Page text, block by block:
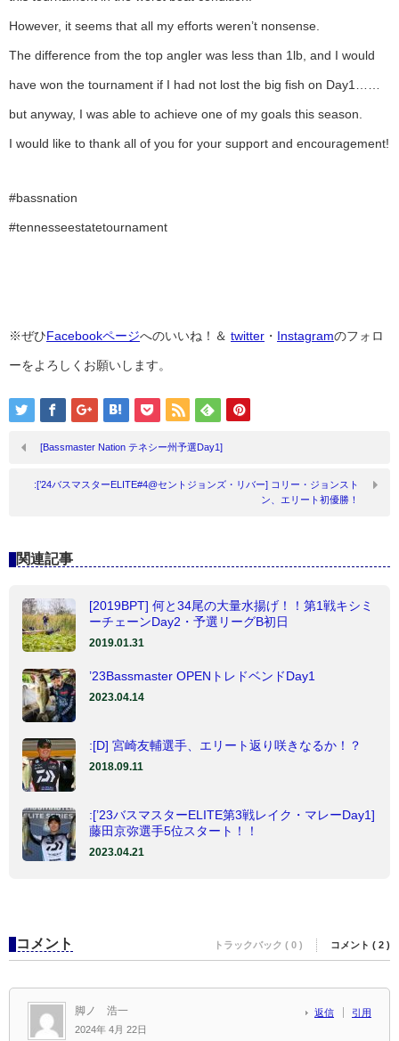
However, it seems that all my efforts weren’t nonsense.
The difference from the top angler was less than 1lb, and I would
have won the tournament if I had not lost the big fish on Day1……
but anyway, I was able to achieve one of my goals this season.
I would like to thank all of you for your support and encouragement!
#bassnation
#tennesseestatetournament
※ぜひFacebookページへのいいね！＆ twitter ・ Instagramのフォロ
ーをよろしくお願いします。
[Bassmaster Nation テネシー州予選Day1]
:[’24バスマスターELITE#4@セントジョンズ・リバー] コリー・ジョンスト
ン、エリート初優勝！
関連記事
[2019BPT] 何と34尾の大量水揚げ！！第1戦キシミ
ーチェーンDay2・予選リーグB初日
2019.01.31
’23Bassmaster OPENトレドベンドDay1
2023.04.14
:[D] 宮崎友輔選手、エリート返り咲きなるか！？
2018.09.11
:[’23バスマスターELITE第3戦レイク・マレーDay1]
藤田京弥選手5位スタート！！
2023.04.21
コメント トラックバック ( 0 ) コメント ( 2 )
脚ノ 浩一
2024年 4月 22日
返信 引用